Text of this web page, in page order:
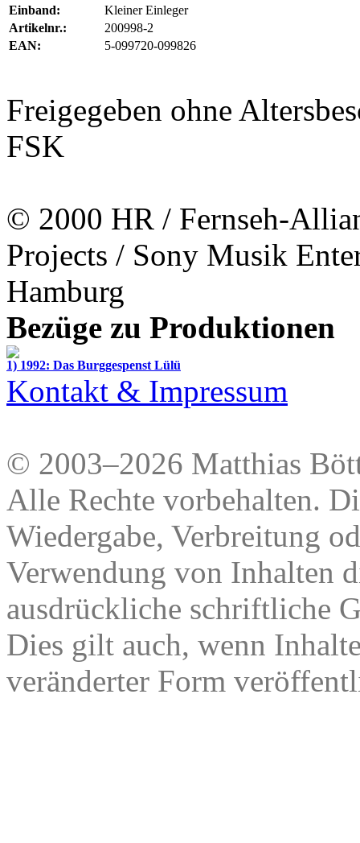
Einband:
Kleiner Einleger
Artikelnr.:
200998-2
EAN:
5-099720-099826
Freigegeben ohne
FSK
© 2000 HR / Fernseh-
Projects / Sony Musik
Hamburg
Bezüge zu Produktionen
1) 1992: Das Burggespenst Lülü
Kontakt & Impressum
© 2003–2026 Matthias
Alle Rechte vorbehalten.
Wiedergabe, Verbreitung
Verwendung von Inhalten
ausdrückliche schriftliche
Dies gilt auch, wenn
veränderter Form